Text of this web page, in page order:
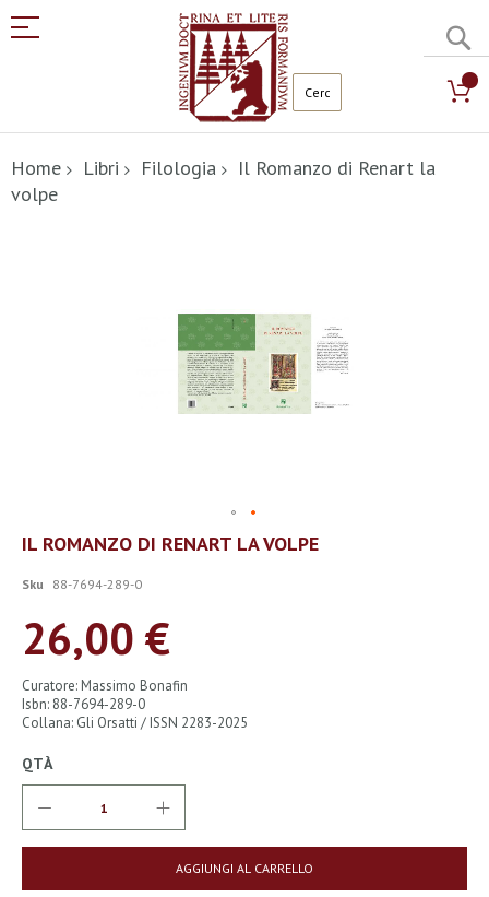
al
contenuto
Home Libri Filologia
Il Romanzo di Renart la
volpe
Vai
all'inizio
galleria
immagini
IL ROMANZO DI RENART LA VOLPE
Sku 88-7694-289-0
26,00 €
Curatore: Massimo Bonafin
Isbn: 88-7694-289-0
Collana: Gli Orsatti / ISSN 2283-2025
QTÀ
AGGIUNGI AL CARRELLO